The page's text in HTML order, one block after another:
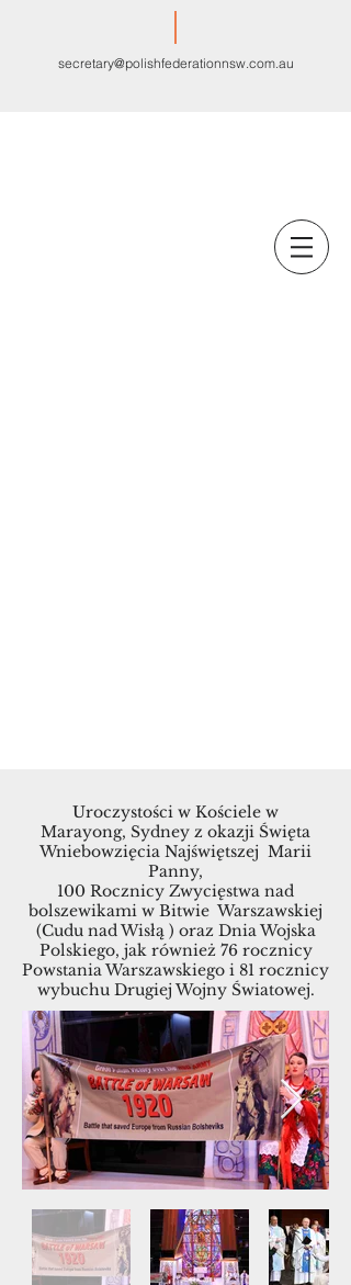
secretary@polishfederationnsw.com.au
Uroczystości w Kościele w
Marayong, Sydney z okazji Święta
Wniebowzięcia Najświętszej Marii
Panny,
100 Rocznicy Zwycięstwa nad
bolszewikami w Bitwie Warszawskiej
(Cudu nad Wisłą ) oraz Dnia Wojska
Polskiego, jak również 76 rocznicy
Powstania Warszawskiego i 81 rocznicy
wybuchu Drugiej Wojny Światowej.